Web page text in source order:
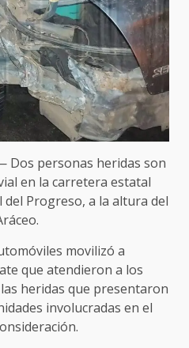
Dos personas heridas son
en la carretera estatal
Progreso, a la altura del
movilizó a
que atendieron a los
heridas que presentaron
involucradas en el